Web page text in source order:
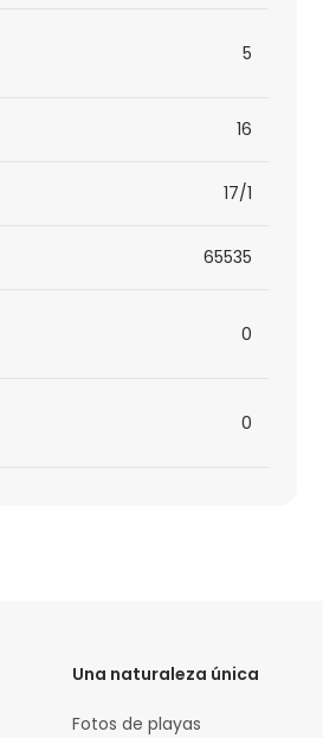
5
16
17/1
65535
0
0
Una naturaleza única
Fotos de playas